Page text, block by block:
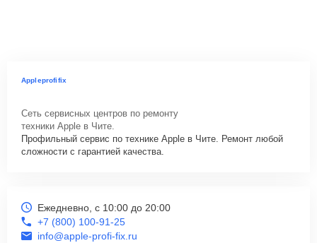
Appleprofifix
Сеть сервисных центров по ремонту
техники Apple в Чите.
Профильный сервис по технике Apple в Чите. Ремонт любой
сложности с гарантией качества.
Ежедневно, с 10:00 до 20:00
+7 (800) 100-91-25
info@apple-profi-fix.ru